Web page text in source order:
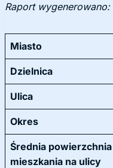
Raport wygenerowano:
Miasto
Dzielnica
Ulica
Okres
Średnia powierzchnia
mieszkania na ulicy